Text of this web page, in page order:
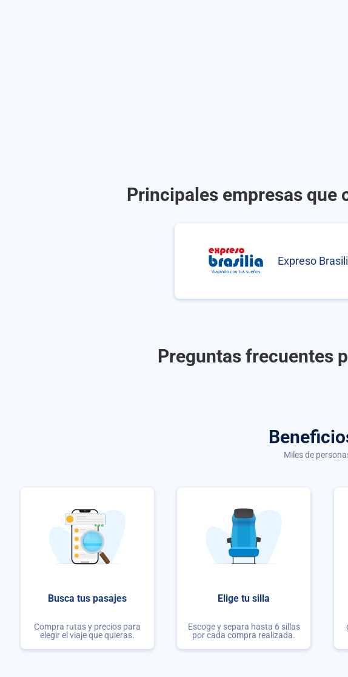
Principales empresas que
Expreso
Preguntas frecuentes
Miles de
Busca tus pasajes
Compra rutas y precios para
elegir el viaje que quieras.
Elige tu silla
Escoge y separa hasta 6 sillas
por cada compra realizada.